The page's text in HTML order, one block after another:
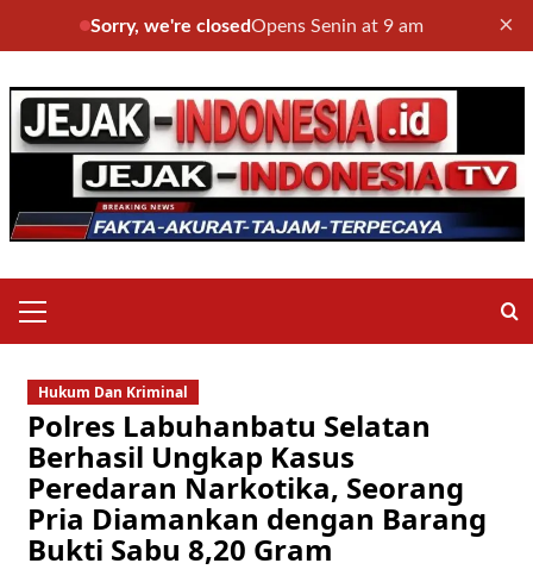
Sorry, we're closedOpens Senin at 9 am ×
to
content
Menu
Hukum Dan Kriminal
Polres Labuhanbatu Selatan
Berhasil Ungkap Kasus
Peredaran Narkotika, Seorang
Pria Diamankan dengan Barang
Bukti Sabu 8,20 Gram